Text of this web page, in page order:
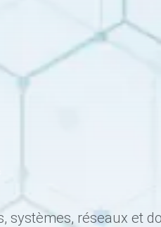
systèmes, réseaux et